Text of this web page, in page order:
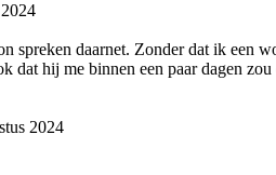
daarnet. Zonder dat ik een
dat hij me binnen een paar dagen
2024